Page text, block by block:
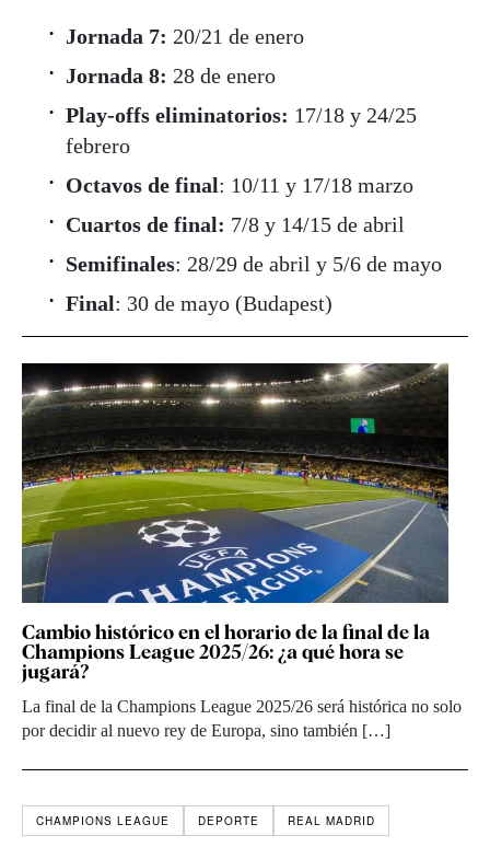
Jornada 7: 20/21 de enero
Jornada 8: 28 de enero
Play-offs eliminatorios: 17/18 y 24/25
febrero
Octavos de final: 10/11 y 17/18 marzo
Cuartos de final: 7/8 y 14/15 de abril
Semifinales: 28/29 de abril y 5/6 de mayo
Final: 30 de mayo (Budapest)
Cambio histórico en el horario de la final de la
Champions League 2025/26: ¿a qué hora se
jugará?
La final de la Champions League 2025/26 será histórica no solo
por decidir al nuevo rey de Europa, sino también […]
CHAMPIONS LEAGUE DEPORTE REAL MADRID